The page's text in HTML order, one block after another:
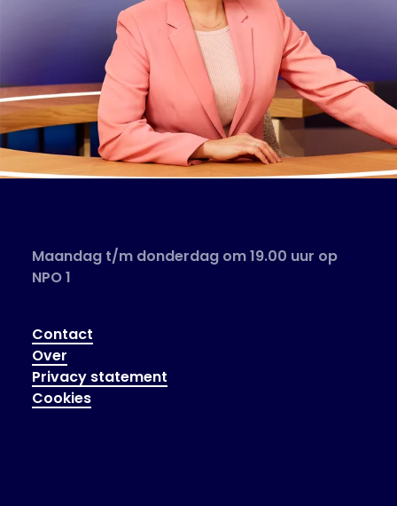
Maandag t/m donderdag om 19.00 uur op
NPO 1
Contact
Over
Privacy statement
Cookies